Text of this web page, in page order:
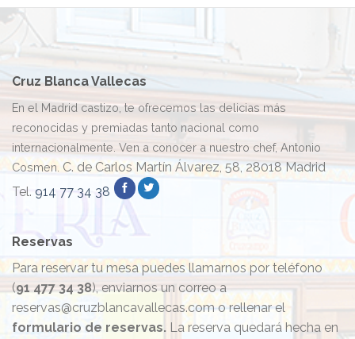
Cruz Blanca Vallecas
En el Madrid castizo, te ofrecemos las delicias más
reconocidas y premiadas tanto nacional como
internacionalmente. Ven a conocer a nuestro chef, Antonio
Cosmen. C. de Carlos Martín Álvarez, 58, 28018 Madrid
Tel. 914 77 34 38
Reservas
Para reservar tu mesa puedes llamarnos por teléfono
(91 477 34 38), enviarnos un correo a
reservas@cruzblancavallecas.com o rellenar el
formulario de reservas. La reserva quedará hecha en